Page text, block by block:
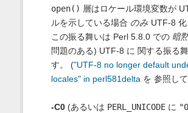
open() 層はロケール環境変数が
ルを示している場合 のみ UTF-8 化
この振る舞いは Perl 5.8.0 での 暗
問題のある) UTF-8 に 関する振る
す。 ("UTF-8 no longer default
locales" in perl581delta を 参照し
-C0(あるいは PERL_UNICODEに